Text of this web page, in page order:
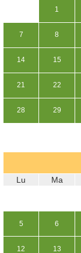
1
7 8
14 15
21 22
28 29
Lu Ma
5 6
12 13